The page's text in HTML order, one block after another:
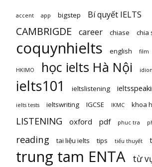
accent app bigstep Bí quyết IELTS
CAMBRIGDE career chiase chia
coquynhielts english film
HKIMO học ielts Hà Nội
ielts101 ieltslistening
ielts tests ieltswriting IGCSE IKMC khoa
LISTENING oxford pdf phuc tra
reading tai liệu ielts tips tiểu thuyết
trung tam ENTA từ